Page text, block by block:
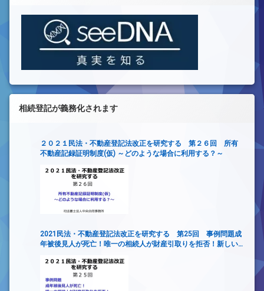
相続登記が義務化されます
２０２１民法・不動産登記法改正を研究する 第２６回 所有
不動産記録証明制度(仮) ～どのような場合に利用する？～
2021民法・不動産登記法改正を研究する 第25回 事例問題成
年被後見人が死亡！唯一の相続人が財産引取りを拒否！新しい